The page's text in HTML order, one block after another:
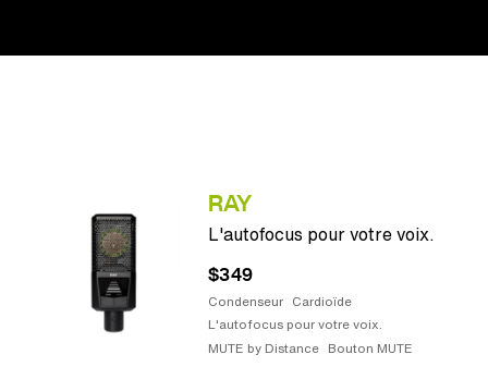
RAY
L'autofocus pour votre voix.
$349
Condenseur Cardioïde
L'autofocus pour votre voix.
MUTE by Distance Bouton MUTE